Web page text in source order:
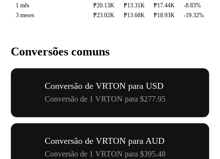
1 mês
₱20.13K ₱13.31K ₱17.44K
-8.83%
3 meses
₱23.02K ₱13.68K ₱18.93K -19.32%
Conversões comuns
Conversão de VRTON para USD
Conversão de 1 VRTON para $277.95
Conversão de VRTON para AUD
Conversão de 1 VRTON para $395.48